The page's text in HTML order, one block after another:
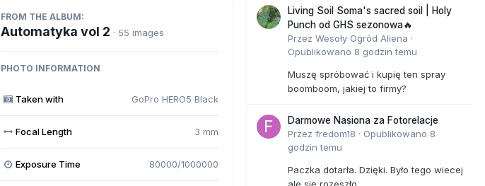
FROM THE ALBUM:
Automatyka vol 2 · 55 images
PHOTO INFORMATION
Taken with GoPro HERO5 Black
Focal Length 3 mm
Exposure Time 80000/1000000
Living Soil Soma's sacred soil | Holy
Punch od GHS sezonowa🔥
Przez Wesoły Ogród Aliena ·
Opublikowano 8 godzin temu
Muszę spróbować i kupię ten spray
boomboom, jakiej to firmy?
Darmowe Nasiona za Fotorelacje
Przez fredom18 · Opublikowano 8
godzin temu
Paczka dotarła. Dzięki. Było tego wiecej
ale się rozeszło.